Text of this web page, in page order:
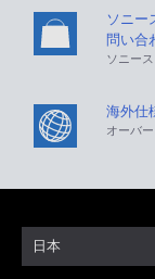
ソニー
問い合
ソニー
海外仕
オーバ
日本